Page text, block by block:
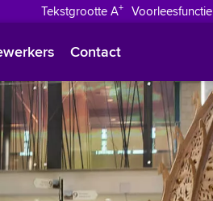
Tekstgrootte A+ Voorleesfunctie
Polski
Türkçe
Arabisch
Contact